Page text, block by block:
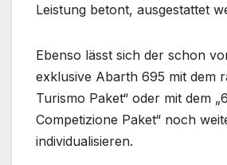
Leistung betont, ausgestattet
Ebenso lässt sich der schon
exklusive Abarth 695 mit dem
Turismo Paket“ oder mit dem
Competizione Paket“ noch
individualisieren.